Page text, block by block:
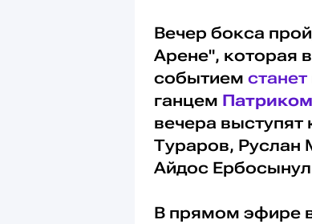
Вечер бокса
Арене", которая
событием станет
ганцем
вечера
Тураров, Руслан
Айдос
В прямом эфире